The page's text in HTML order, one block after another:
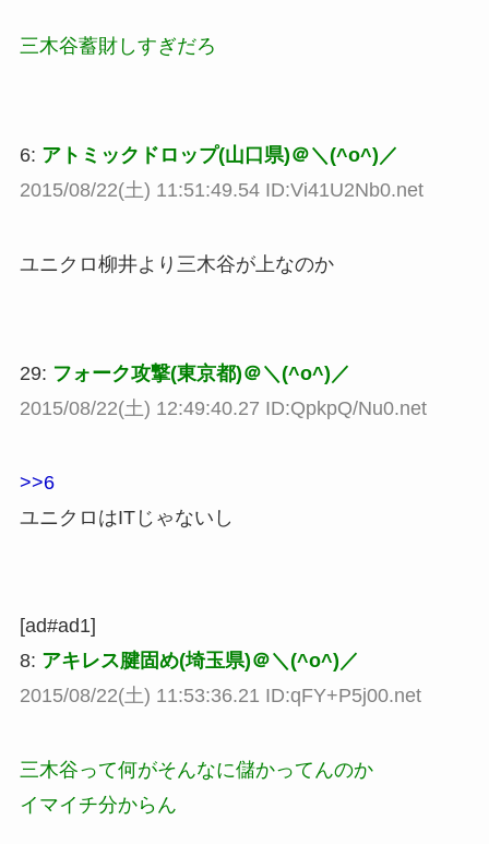
三木谷蓄財しすぎだろ
6: アトミックドロップ(山口県)＠＼(^o^)／
2015/08/22(土) 11:51:49.54 ID:Vi41U2Nb0.net
ユニクロ柳井より三木谷が上なのか
29: フォーク攻撃(東京都)＠＼(^o^)／
2015/08/22(土) 12:49:40.27 ID:QpkpQ/Nu0.net
>>6
ユニクロはITじゃないし
[ad#ad1]
8: アキレス腱固め(埼玉県)＠＼(^o^)／
2015/08/22(土) 11:53:36.21 ID:qFY+P5j00.net
三木谷って何がそんなに儲かってんのか
イマイチ分からん